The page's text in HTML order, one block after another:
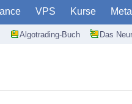
VPS Kurse
Algotrading-Buch Das